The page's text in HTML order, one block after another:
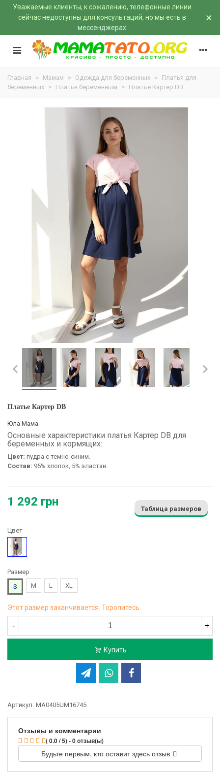
Уважаемые клиенты, к сожалению, телефонные линии
сейчас недоступны для консультаций, но мы есть в
мессенджерах
×
Главная > Мамам > Одежда для беременных > Платья для
беременных > Платья беременным > Платье Картер DB
Платье Картер DB
Юла Мама
Основные характеристики платья Картер DB для
беременных и кормящих:
Цвет: пудра с темно-синим.
Состав: 95% хлопок, 5% эластан.
1 292 грн
Таблица размеров
Цвет
Рисунок
Размер
S
M L XL
Этот размер заканчивается. Торопитесь.
- +
Купить
Артикул: MA0405UM16745
Отзывы и комментарии
( 0.0 / 5) - 0 отзыв(ы)
Будьте первым, кто оставит здесь отзыв